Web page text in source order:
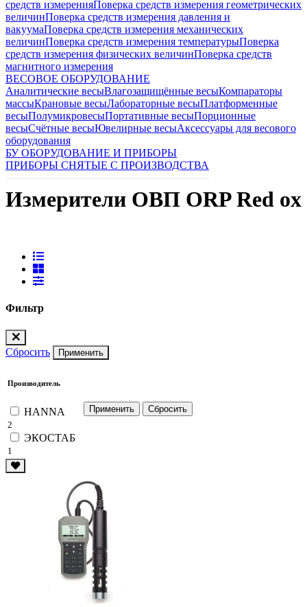
средств измеренияПоверка средств измерения геометрических
величинПоверка средств измерения давления и
вакуумаПоверка средств измерения механических
величинПоверка средств измерения температурыПоверка
средств измерения физических величинПоверка средств
магнитного измерения
ВЕСОВОЕ ОБОРУДОВАНИЕ
Аналитические весыВлагозащищённые весыКомпараторы
массыКрановые весыЛабораторные весыПлатформенные
весыПолумикровесыПортативные весыПорционные
весыСчётные весыЮвелирные весыАксессуары для весового
оборудования
БУ ОБОРУДОВАНИЕ И ПРИБОРЫ
ПРИБОРЫ СНЯТЫЕ С ПРОИЗВОДСТВА
Измерители ОВП ORP Red ox
Фильтр
Сбросить Применить
Производитель
HANNA
2
ЭКОСТАБ
1